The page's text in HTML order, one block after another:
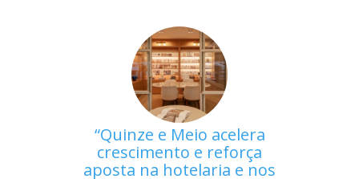
Quinze e Meio acelera
crescimento e reforça
aposta na hotelaria e nos